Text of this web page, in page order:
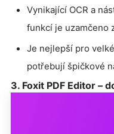
Vynikající OCR a
funkcí je uzamčeno
Je nejlepší pro
potřebují špičkové
3. Foxit PDF Editor –